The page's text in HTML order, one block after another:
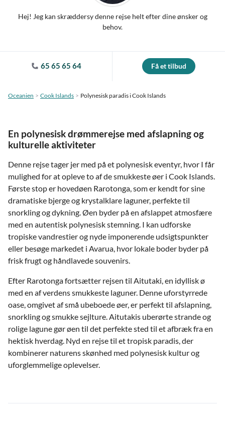
Hej! Jeg kan skræddersy denne rejse helt efter dine ønsker og
behov.
65 65 65 64 Få et tilbud
Oceanien Cook Islands Polynesisk paradis i Cook Islands
En polynesisk drømmerejse med afslapning og
kulturelle aktiviteter
Denne rejse tager jer med på et polynesisk eventyr, hvor I får
mulighed for at opleve to af de smukkeste øer i Cook Islands.
Første stop er hovedøen Rarotonga, som er kendt for sine
dramatiske bjerge og krystalklare laguner, perfekte til
snorkling og dykning. Øen byder på en afslappet atmosfære
med en autentisk polynesisk stemning. I kan udforske
tropiske vandrestier og nyde imponerende udsigtspunkter
eller besøge markedet i Avarua, hvor lokale boder byder på
frisk frugt og håndlavede souvenirs.
Efter Rarotonga fortsætter rejsen til Aitutaki, en idyllisk ø
med en af verdens smukkeste laguner. Denne uforstyrrede
oase, omgivet af små ubeboede øer, er perfekt til afslapning,
snorkling og smukke sejlture. Aitutakis uberørte strande og
rolige lagune gør øen til det perfekte sted til et afbræk fra en
hektisk hverdag. Nyd en rejse til et tropisk paradis, der
kombinerer naturens skønhed med polynesisk kultur og
uforglemmelige oplevelser.